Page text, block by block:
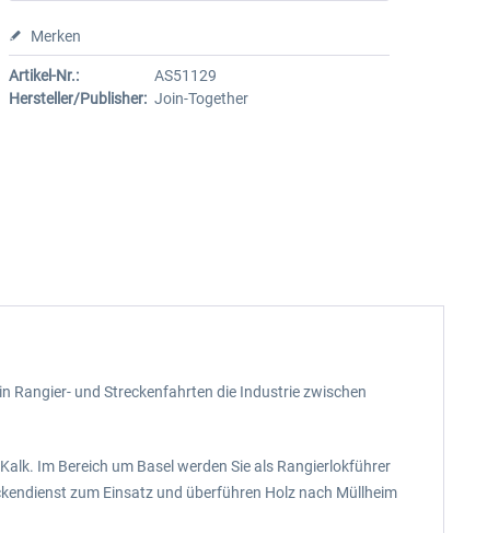
Merken
Artikel-Nr.:
AS51129
Hersteller/Publisher: Join-Together
Rangier- und Streckenfahrten die Industrie zwischen
Im Bereich um Basel werden Sie als Rangierlokführer
zum Einsatz und überführen Holz nach Müllheim